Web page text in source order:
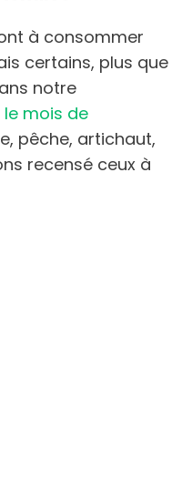
à consommer
certains, plus que
notre
le mois de
pêche, artichaut,
recensé ceux à